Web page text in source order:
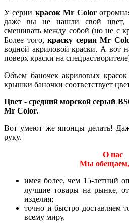
У серии красок Mr Color
даже вы не нашли свой цвет,
смешивать между собой (но не с
Более того, краску серии Mr
водной акриловой краски. А вот
поверх краски на
Объем баночек акриловых
крышки баночки соответствует
Цвет - средний морской серый
Mr Color.
Вот умеют же японцы делать!
руку.
О нас
Мы обещаем,
имея более, чем 15-летний
лучшие товары на рынке,
изделия;
точно и быстро доставляем
всему миру.